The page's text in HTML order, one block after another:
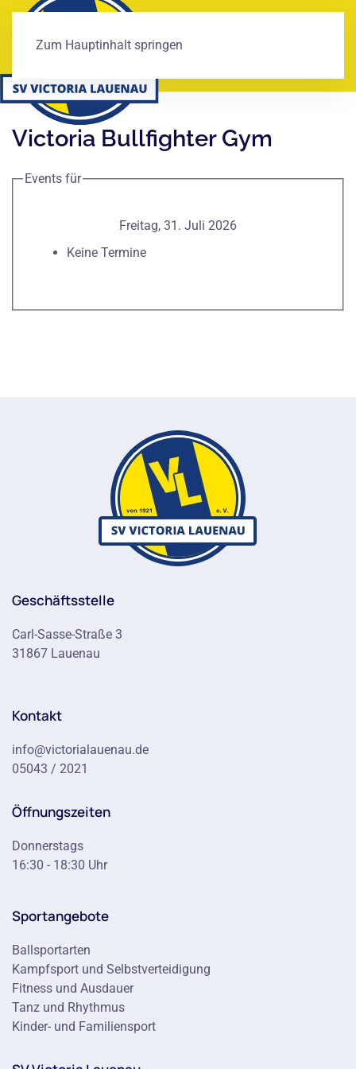
Zum Hauptinhalt springen
Victoria Bullfighter Gym
Events für
Freitag, 31. Juli 2026
Keine Termine
Geschäftsstelle
Carl-Sasse-Straße 3
31867 Lauenau
Kontakt
info@victorialauenau.de
05043 / 2021
Öffnungszeiten
Donnerstags
16:30 - 18:30 Uhr
Sportangebote
Ballsportarten
Kampfsport und Selbstverteidigung
Fitness und Ausdauer
Tanz und Rhythmus
Kinder- und Familiensport